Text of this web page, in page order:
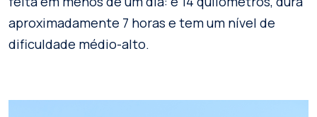
aproximadamente 7 horas e tem um nível de
dificuldade médio-alto.